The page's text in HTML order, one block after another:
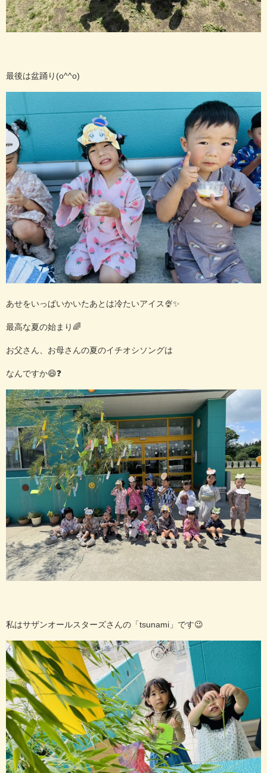
最後は盆踊り(o^^o)
あせをいっぱいかいたあとは冷たいアイス🍨✨
最高な夏の始まり🌈
お父さん、お母さんの夏のイチオシソングは
なんですか😄❓
私はサザンオールスターズさんの「tsunami」です😉